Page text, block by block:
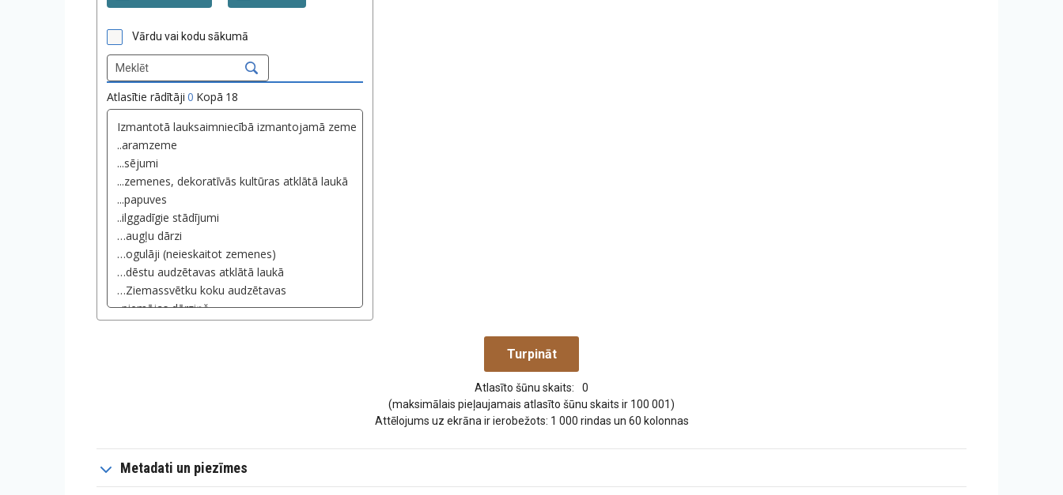
Vārdu vai kodu sākumā
Atlasītie rādītāji 0 Kopā 18
Atlasīto šūnu skaits:
0
(maksimālais pieļaujamais atlasīto šūnu skaits ir 100 001)
Attēlojums uz ekrāna ir ierobežots: 1 000 rindas un 60 kolonnas
Metadati un piezīmes